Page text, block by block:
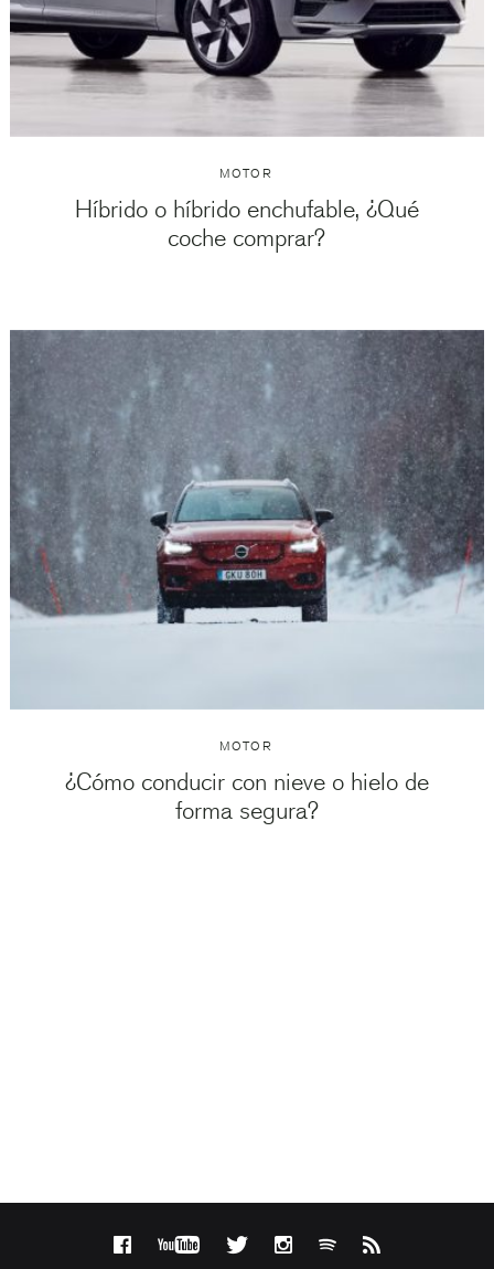
MOTOR
Híbrido o híbrido enchufable, ¿Qué
coche comprar?
MOTOR
¿Cómo conducir con nieve o hielo de
forma segura?